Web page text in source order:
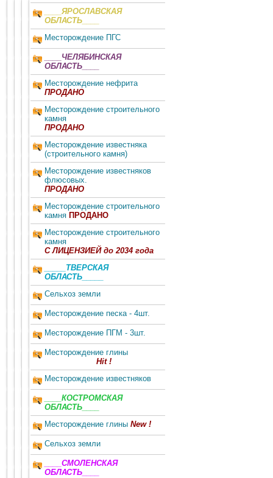
____ЯРОСЛАВСКАЯ
ОБЛАСТЬ____
Месторождение ПГС
____ЧЕЛЯБИНСКАЯ
ОБЛАСТЬ____
Месторождение нефрита
ПРОДАНО
Месторождение строительного
камня
ПРОДАНО
Месторождение известняка
(строительного камня)
Месторождение известняков
флюсовых.
ПРОДАНО
Месторождение строительного
камня ПРОДАНО
Месторождение строительного
камня
С ЛИЦЕНЗИЕЙ до 2034 года
_____ТВЕРСКАЯ
ОБЛАСТЬ_____
Сельхоз земли
Месторождение песка - 4шт.
Месторождение ПГМ - 3шт.
Месторождение глины
Hit !
Месторождение известняков
____КОСТРОМСКАЯ
ОБЛАСТЬ____
Месторождение глины New !
Сельхоз земли
____СМОЛЕНСКАЯ
ОБЛАСТЬ____